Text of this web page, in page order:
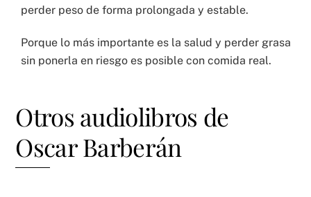
perder peso de forma prolongada y estable.
Porque lo más importante es la salud y perder grasa
sin ponerla en riesgo es posible con comida real.
Otros audiolibros de
Oscar Barberán